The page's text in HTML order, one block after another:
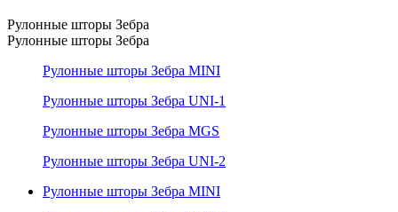
Рулонные шторы Зебра
Рулонные шторы Зебра
Рулонные шторы Зебра MINI
Рулонные шторы Зебра UNI-1
Рулонные шторы Зебра MGS
Рулонные шторы Зебра UNI-2
Рулонные шторы Зебра MINI